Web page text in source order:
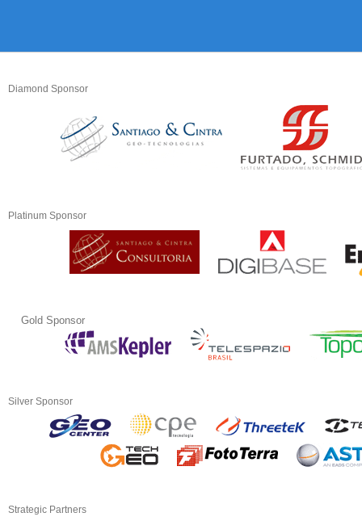
Diamond Sponsor
Platinum Sponsor
Gold Sponsor
Silver Sponsor
Strategic Partners